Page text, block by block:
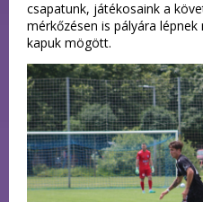
csapatunk, játékosaink a
mérkőzésen is pályára
kapuk mögött.